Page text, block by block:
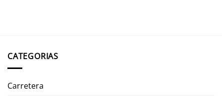
CATEGORIAS
Carretera